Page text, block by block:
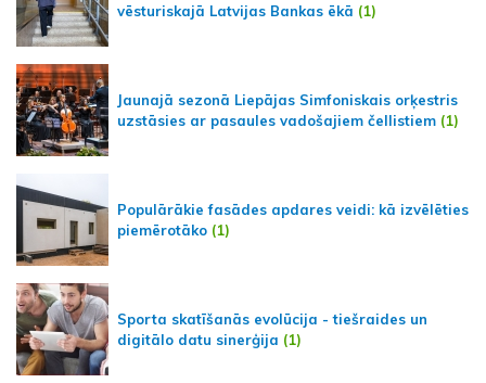
vēsturiskajā Latvijas Bankas ēkā (1)
Jaunajā sezonā Liepājas Simfoniskais orķestris
uzstāsies ar pasaules vadošajiem čellistiem (1)
Populārākie fasādes apdares veidi: kā izvēlēties
piemērotāko (1)
Sporta skatīšanās evolūcija - tiešraides un
digitālo datu sinerģija (1)